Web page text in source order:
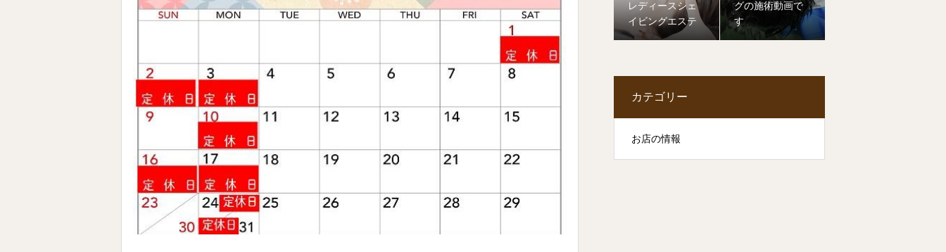
レディースシェ
イビングエステ
グの施術動画で
す
カテゴリー
お店の情報